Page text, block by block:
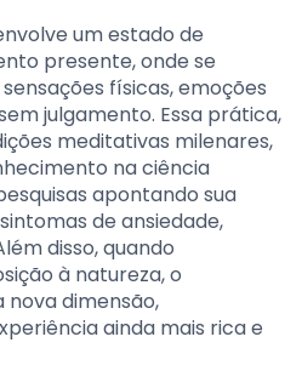
um estado de
presente, onde se
físicas, emoções
julgamento. Essa prática,
meditativas milenares,
na ciência
apontando sua
de ansiedade,
disso, quando
à natureza, o
nova dimensão,
ainda mais rica e